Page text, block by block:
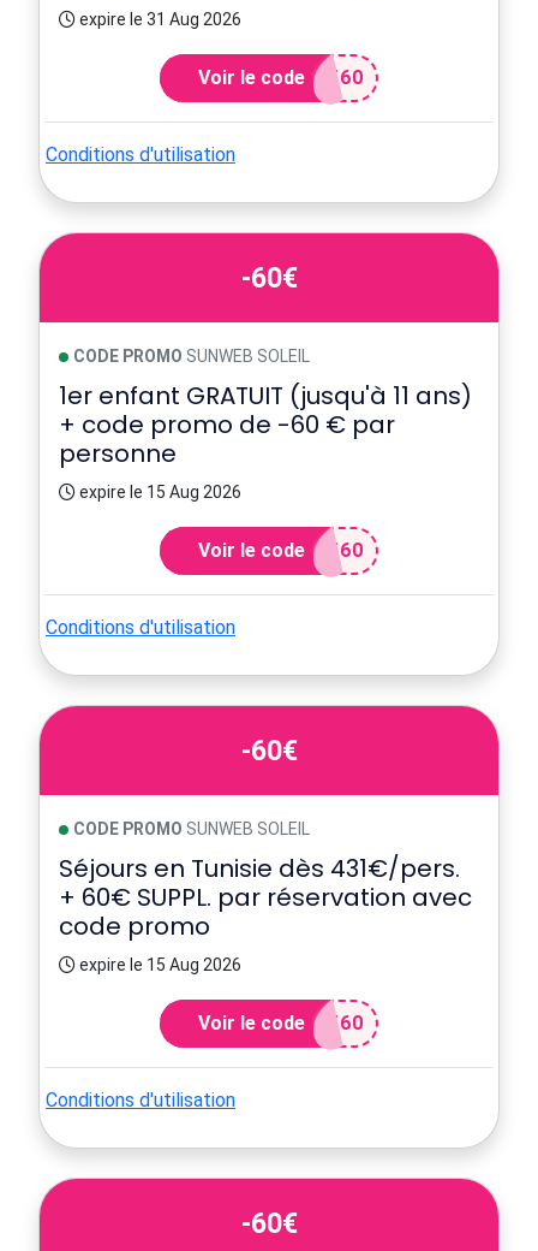
expire le 31 Aug 2026
Voir le code T60
Conditions d'utilisation
-60€
CODE PROMO SUNWEB SOLEIL
1er enfant GRATUIT (jusqu'à 11 ans)
+ code promo de -60 € par
personne
expire le 15 Aug 2026
Voir le code T60
Conditions d'utilisation
-60€
CODE PROMO SUNWEB SOLEIL
Séjours en Tunisie dès 431€/pers.
+ 60€ SUPPL. par réservation avec
code promo
expire le 15 Aug 2026
Voir le code T60
Conditions d'utilisation
-60€